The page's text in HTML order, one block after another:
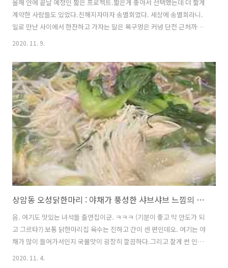
올해 안에 끝날 예정인 짧은 프로젝트.짧은게 좋아서 선택했는데 더 짧게
계약한 사람들도 있었다.친해지자마자 송별회였다. 세상에 송별회라니.
일로 만난 사이에서 한잔하고 가자는 말은 목구멍은 커녕 단전 근처까지
도 올리기 힘든 말이다.주량 또는 나이가 출중한 자로서는 엔빵하자는 제
간 사람들이기 때문이다. 그럼에도 불구하고 우리는 송별회를 강행했다.
이유는 간단하다. "오. 이집은 열무김치인가봐요!""네?" 누룽지 통닭 =
누룽지 + 통닭이기 때문에 (당연하잖아!)곁들여 먹는 무생채나 김치의 맛
이 가게의 퀄리티를 좌우한다고 한다. ㅋㅋㅋ그래서 이곳 열무김치의 맛
은?짜지 않고 아주 개운했다! 자꾸만 손이 가는 맛!
https://place.map...
2020. 11. 9.
상암동 오성닭한마리 : 야채가 풍성한 샤브샤브 느낌의 닭한마리
음. 여기도 맛있는 녀석들 출연집이군. ㅋㅋㅋ (기분이 좋고 막 안도가 되
고 그르타?) 보통 닭한마리집 육수는 진하고 간이 센 편인데오. 여기는 야
채가 많이 들어가서인지 국물맛이 굉장히 깔끔하다.그리고 잘게 썬 인삼
이 들어가서 건강한 맛이 난다. (한방맛은 아님!)술은 안마셨지만 절로 해
2020. 11. 4.